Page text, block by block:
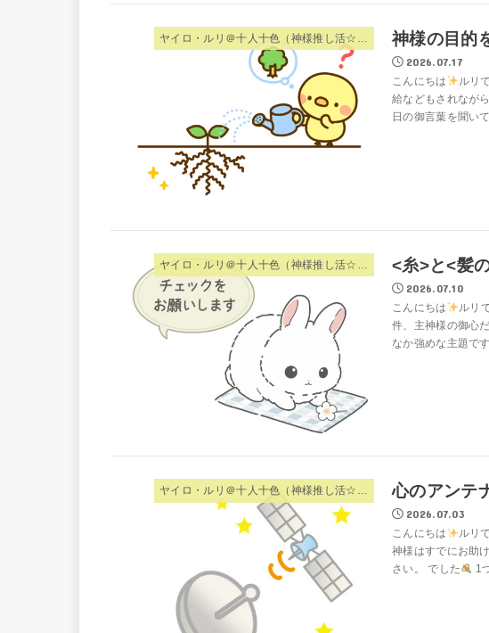
ヤイロ・ルリ＠十人十色（神様推し活☆夫婦） 神様の目的
2026.07.17
こんにちは ルリ
給などもされなが
日の御言葉を聞い
ヤイロ・ルリ＠十人十色（神様推し活☆夫婦） <糸>と<髪
2026.07.10
こんにちは ルリ
件、主神様の御心
なか強めな主題で
ヤイロ・ルリ＠十人十色（神様推し活☆夫婦） 心のアンテ
2026.07.03
こんにちは ルリ
神様はすでにお助
さい。 でした
1